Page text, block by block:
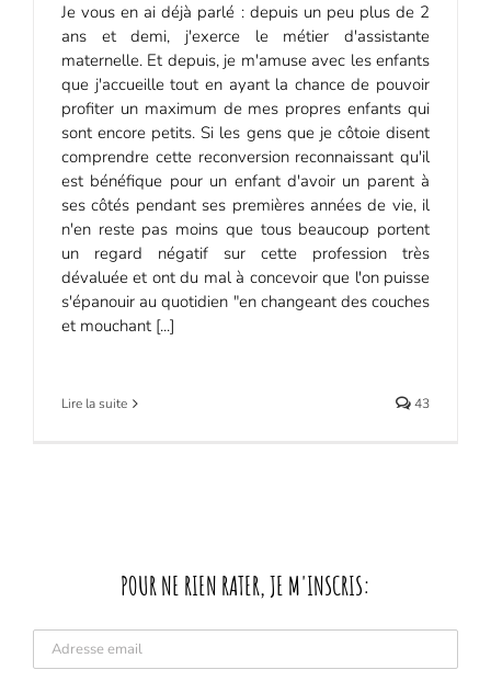
Je vous en ai déjà parlé : depuis un peu plus de 2
ans et demi, j'exerce le métier d'assistante
maternelle. Et depuis, je m'amuse avec les enfants
que j'accueille tout en ayant la chance de pouvoir
profiter un maximum de mes propres enfants qui
sont encore petits. Si les gens que je côtoie disent
comprendre cette reconversion reconnaissant qu'il
est bénéfique pour un enfant d'avoir un parent à
ses côtés pendant ses premières années de vie, il
n'en reste pas moins que tous beaucoup portent
un regard négatif sur cette profession très
dévaluée et ont du mal à concevoir que l'on puisse
s'épanouir au quotidien "en changeant des couches
et mouchant [...]
Lire la suite 43
POUR NE RIEN RATER, JE M'INSCRIS: